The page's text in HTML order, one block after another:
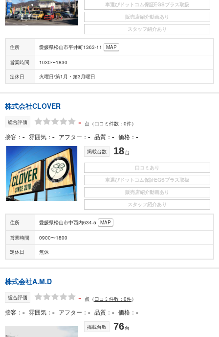
車選びドットコム保証EGSプラス取扱
販売店紹介動画あり
スタッフ紹介あり
住所 愛媛県松山市平井町1363-11 MAP
営業時間 1030〜1830
定休日 火曜日/第1月・第3月曜日
株式会社CLOVER
総合評価 - 点 （口コミ件数：0件）
接客 - 雰囲気 - アフター - 品質 - 価格 -
掲載台数 18台
口コミあり
車選びドットコム保証EGSプラス取扱
販売店紹介動画あり
スタッフ紹介あり
住所 愛媛県松山市中西内634-5 MAP
営業時間 0900〜1800
定休日 無休
株式会社A.M.D
総合評価 - 点 （口コミ件数：0件）
接客 - 雰囲気 - アフター - 品質 - 価格 -
掲載台数 76台